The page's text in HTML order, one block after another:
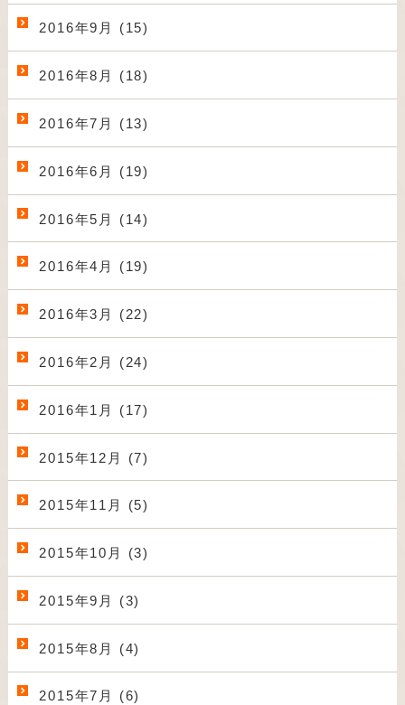
2016年9月 (15)
2016年8月 (18)
2016年7月 (13)
2016年6月 (19)
2016年5月 (14)
2016年4月 (19)
2016年3月 (22)
2016年2月 (24)
2016年1月 (17)
2015年12月 (7)
2015年11月 (5)
2015年10月 (3)
2015年9月 (3)
2015年8月 (4)
2015年7月 (6)